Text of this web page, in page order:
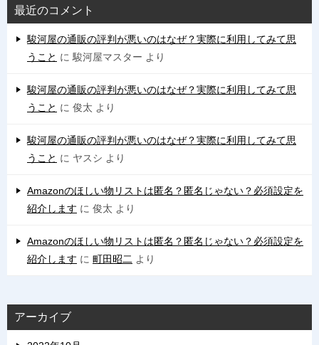
最近のコメント
駿河屋の通販の評判が悪いのはなぜ？実際に利用してみて思
うこと に 駿河屋マスター より
駿河屋の通販の評判が悪いのはなぜ？実際に利用してみて思
うこと に 俊太 より
駿河屋の通販の評判が悪いのはなぜ？実際に利用してみて思
うこと に ヤスシ より
Amazonのほしい物リストは匿名？匿名じゃない？必須設定を
紹介します に 俊太 より
Amazonのほしい物リストは匿名？匿名じゃない？必須設定を
紹介します に 町田昭二 より
アーカイブ